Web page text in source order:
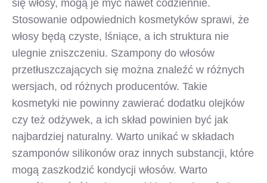
się włosy, mogą je myć nawet codziennie.
Stosowanie odpowiednich kosmetyków sprawi, że
włosy będą czyste, lśniące, a ich struktura nie
ulegnie zniszczeniu. Szampony do włosów
przetłuszczających się można znaleźć w różnych
wersjach, od różnych producentów. Takie
kosmetyki nie powinny zawierać dodatku olejków
czy też odżywek, a ich skład powinien być jak
najbardziej naturalny. Warto unikać w składach
szamponów silikonów oraz innych substancji, które
mogą zaszkodzić kondycji włosów. Warto